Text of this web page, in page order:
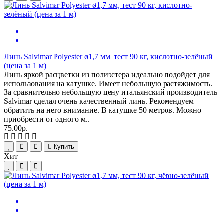
Линь Salvimar Polyester ø1,7 мм, тест 90 кг, кислотно-зелёный
(цена за 1 м)
Линь яркой расцветки из полиэстера идеально подойдет для
использования на катушке. Имеет небольшую растяжимость.
За сравнительно небольшую цену итальянский производитель
Salvimar сделал очень качественный линь. Рекомендуем
обратить на него внимание. В катушке 50 метров. Можно
приобрести от одного м..
75.00р.
Купить
Хит